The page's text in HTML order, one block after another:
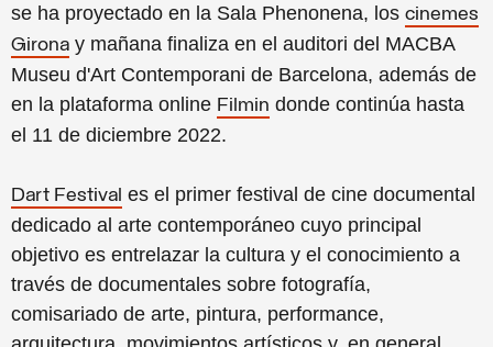
se ha proyectado en la Sala Phenonena, los cinemes
Girona y mañana finaliza en el auditori del MACBA
Museu d'Art Contemporani de Barcelona, además de
en la plataforma online Filmin donde continúa hasta
el 11 de diciembre 2022.
Dart Festival es el primer festival de cine documental
dedicado al arte contemporáneo cuyo principal
objetivo es entrelazar la cultura y el conocimiento a
través de documentales sobre fotografía,
comisariado de arte, pintura, performance,